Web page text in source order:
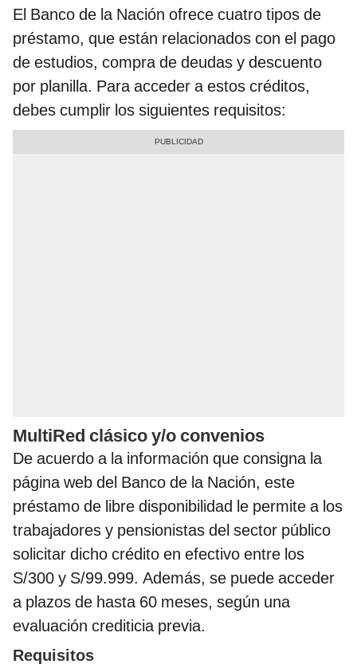
El Banco de la Nación ofrece cuatro tipos de
préstamo, que están relacionados con el pago
de estudios, compra de deudas y descuento
por planilla. Para acceder a estos créditos,
debes cumplir los siguientes requisitos:
MultiRed clásico y/o convenios
De acuerdo a la información que consigna la
página web del Banco de la Nación, este
préstamo de libre disponibilidad le permite a los
trabajadores y pensionistas del sector público
solicitar dicho crédito en efectivo entre los
S/300 y S/99.999. Además, se puede acceder
a plazos de hasta 60 meses, según una
evaluación crediticia previa.
Requisitos